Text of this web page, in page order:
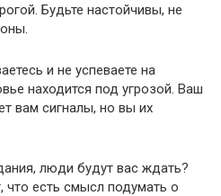
Будьте настойчивы, не
и не успеваете на
находится под угрозой. Ваш
вам сигналы, но вы их
люди будут вас ждать?
что есть смысл подумать о